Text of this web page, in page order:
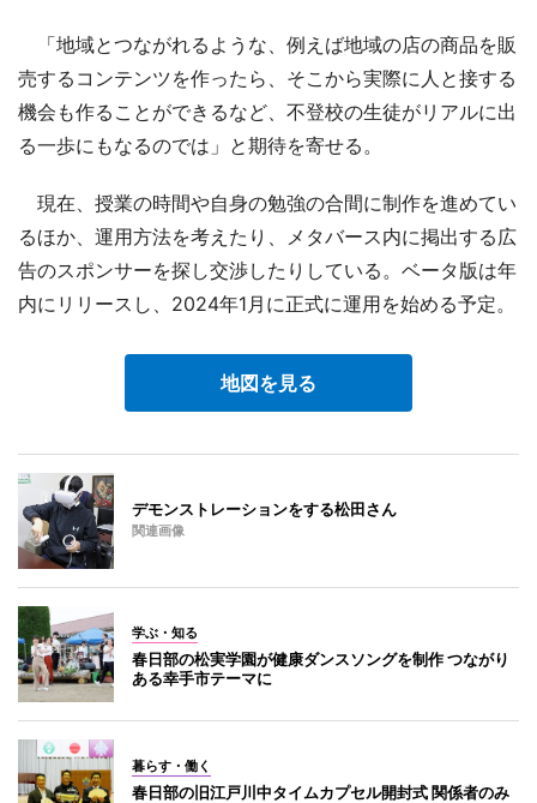
「地域とつながれるような、例えば地域の店の商品を販
売するコンテンツを作ったら、そこから実際に人と接する
機会も作ることができるなど、不登校の生徒がリアルに出
る一歩にもなるのでは」と期待を寄せる。
現在、授業の時間や自身の勉強の合間に制作を進めてい
るほか、運用方法を考えたり、メタバース内に掲出する広
告のスポンサーを探し交渉したりしている。ベータ版は年
内にリリースし、2024年1月に正式に運用を始める予定。
地図を見る
デモンストレーションをする松田さん
関連画像
学ぶ・知る
春日部の松実学園が健康ダンスソングを制作 つながり
ある幸手市テーマに
暮らす・働く
春日部の旧江戸川中タイムカプセル開封式 関係者のみ